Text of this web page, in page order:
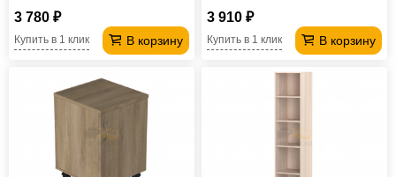
3 780 ₽
В корзину
Купить в 1 клик
3 910 ₽
В корзину
Купить в 1 клик